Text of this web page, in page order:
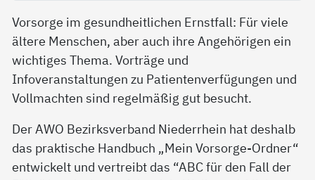
Vorsorge im gesundheitlichen Ernstfall: Für viele
ältere Menschen, aber auch ihre Angehörigen ein
wichtiges Thema. Vorträge und
Infoveranstaltungen zu Patientenverfügungen und
Vollmachten sind regelmäßig gut besucht.
Der AWO Bezirksverband Niederrhein hat deshalb
das praktische Handbuch „Mein Vorsorge-Ordner“
entwickelt und vertreibt das “ABC für den Fall der